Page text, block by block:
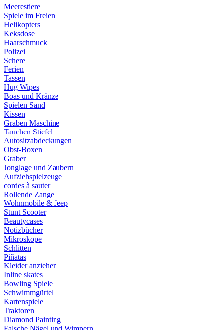
Meerestiere
Spiele im Freien
Helikopters
Keksdose
Haarschmuck
Polizei
Schere
Ferien
Tassen
Hug Wipes
Boas und Kränze
Spielen Sand
Kissen
Graben Maschine
Tauchen Stiefel
Autositzabdeckungen
Obst-Boxen
Graber
Jonglage und Zaubern
Aufziehspielzeuge
cordes à sauter
Rollende Zange
Wohnmobile & Jeep
Stunt Scooter
Beautycases
Notizbücher
Mikroskope
Schlitten
Piñatas
Kleider anziehen
Inline skates
Bowling Spiele
Schwimmgürtel
Kartenspiele
Traktoren
Diamond Painting
Falsche Nägel und Wimpern